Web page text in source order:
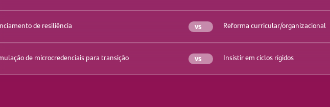
de resiliência vs Reforma curricular/organizacional
de microcredenciais para transição vs Insistir em ciclos rígidos